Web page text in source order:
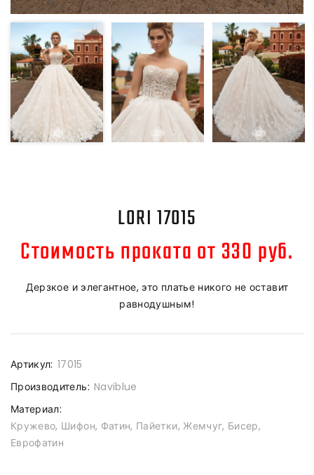
LORI 17015
Стоимость проката от 330 руб.
Дерзкое и элегантное, это платье никого не оставит
равнодушным!
Артикул: 17015
Производитель: Naviblue
Материал:
Кружево, Шифон, Фатин, Пайетки, Жемчуг, Бисер,
Еврофатин